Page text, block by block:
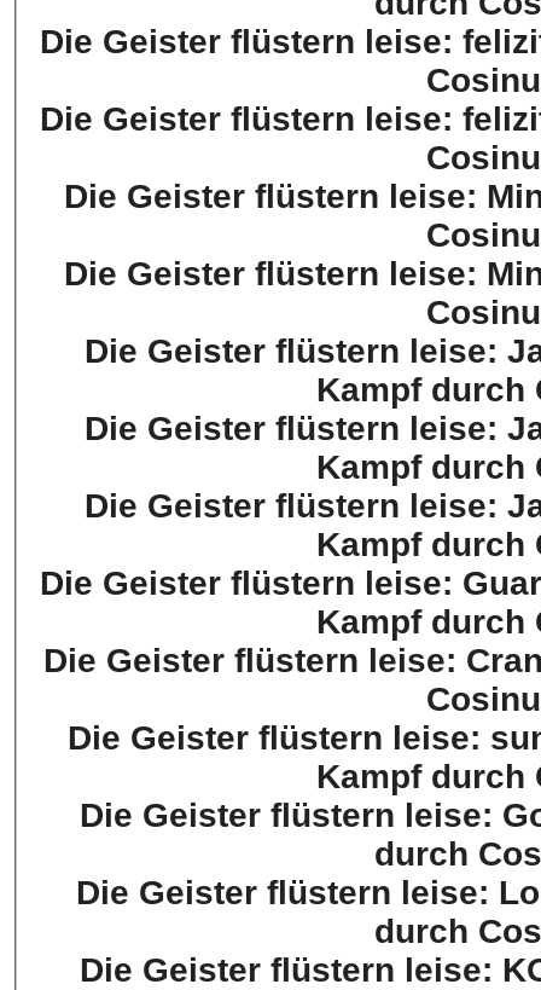
Die Geister flüstern leise:
Die Geister flüstern leise:
Die Geister flüstern leise:
Die Geister flüstern leise:
Die Geister flüstern leise:
Kampf durch
Die Geister flüstern leise:
Kampf durch
Die Geister flüstern leise:
Kampf durch
Die Geister flüstern leise:
Kampf durch
Die Geister flüstern leise:
Die Geister flüstern leise:
Kampf durch
Die Geister flüstern leise:
durch
Die Geister flüstern leise:
durch
Die Geister flüstern leise: